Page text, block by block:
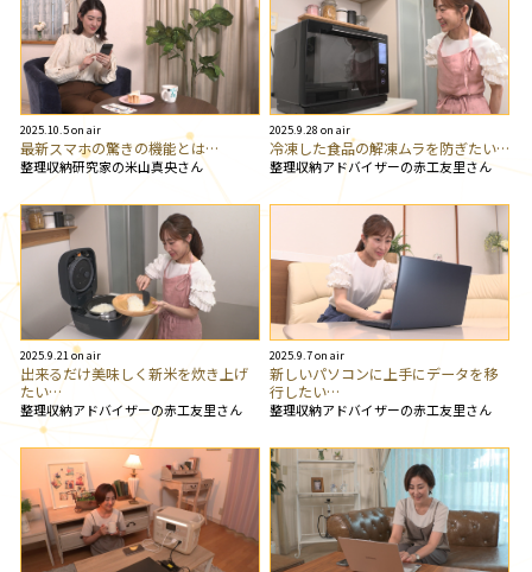
2025.10.5 on air
最新スマホの驚きの機能とは…
整理収納研究家の米山真央さん
2025.9.28 on air
冷凍した食品の解凍ムラを防ぎたい…
整理収納アドバイザーの赤工友里さん
2025.9.21 on air
出来るだけ美味しく新米を炊き上げ
たい…
整理収納アドバイザーの赤工友里さん
2025.9.7 on air
新しいパソコンに上手にデータを移
行したい…
整理収納アドバイザーの赤工友里さん